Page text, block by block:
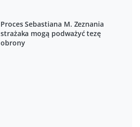
Proces Sebastiana M. Zeznania
strażaka mogą podważyć tezę
obrony